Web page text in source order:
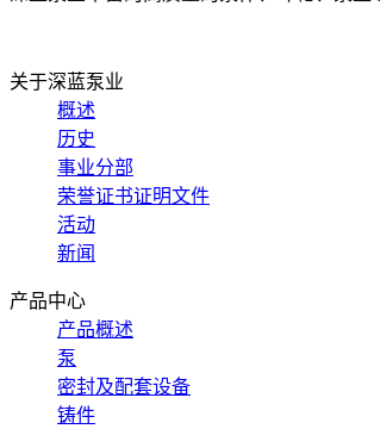
关于深蓝泵业
概述
历史
事业分部
荣誉证书证明文件
活动
新闻
产品中心
产品概述
泵
密封及配套设备
铸件